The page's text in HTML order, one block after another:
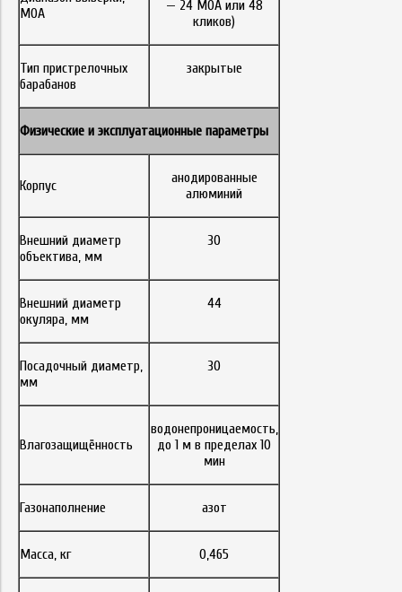
MOA
— 24 MOA или 48
кликов)
Тип пристрелочных
барабанов
закрытые
Физические и эксплуатационные параметры
Корпус
анодированные
алюминий
Внешний диаметр
объектива, мм
30
Внешний диаметр
окуляра, мм
44
Посадочный диаметр,
мм
30
Влагозащищённость
водонепроницаемость,
до 1 м в пределах 10
мин
Газонаполнение азот
Масса, кг 0,465